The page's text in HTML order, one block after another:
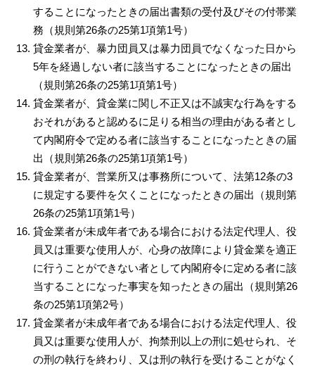
することになったときの届出書類の受付及びその付帯業
務（規則第26条の25第1項第1号）
貸金業者が、暴力団員又は暴力団員でなくなった日から
5年を経過しない者に該当することになったときの届出
（規則第26条の25第1項第1号）
貸金業者が、貸金業に関し不正又は不誠実な行為をする
おそれがあると認めるに足りる相当の理由がある者とし
て内閣府令で定める者に該当することになったときの届
出（規則第26条の25第1項第1号）
貸金業者が、営業所又は事務所について、法第12条の3
に規定する要件を欠くことになったときの届出（規則第
26条の25第1項第1号）
貸金業者が未成年者である場合における法定代理人、役
員又は重要な使用人が、心身の故障により貸金業を適正
に行うことができない者として内閣府令に定める者に該
当することになった事実を知ったときの届出（規則第26
条の25第1項第2号）
貸金業者が未成年者である場合における法定代理人、役
員又は重要な使用人が、拘禁刑以上の刑に処せられ、そ
の刑の執行を終わり、又は刑の執行を受けることがなく